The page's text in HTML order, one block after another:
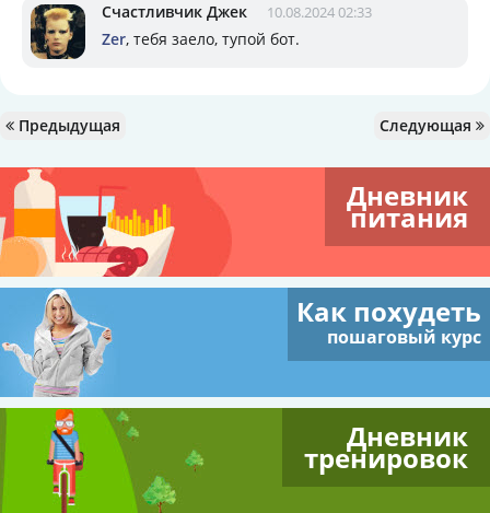
Счастливчик Джек 10.08.2024 02:33
Zer, тебя заело, тупой бот.
Предыдущая Следующая
Дневник
питания
Как похудеть
пошаговый курс
Дневник
тренировок